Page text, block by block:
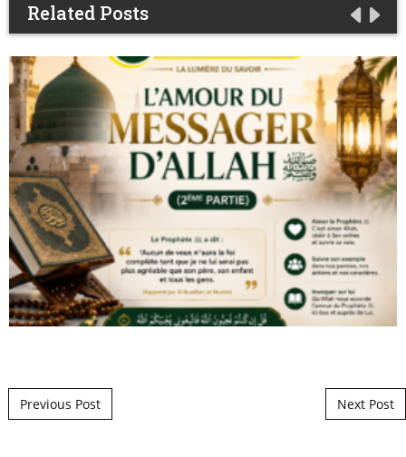
Related Posts
Post navigation
Previous Post Next Post